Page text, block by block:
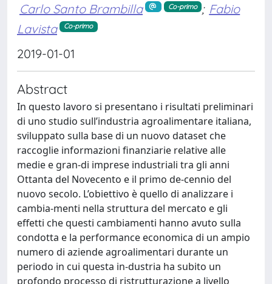
Carlo Santo Brambilla Co-primo ; Fabio
Lavista
Co-primo
2019-01-01
Abstract
In questo lavoro si presentano i risultati preliminari
di uno studio sull’industria agroalimentare italiana,
sviluppato sulla base di un nuovo dataset che
raccoglie informazioni finanziarie relative alle
medie e gran-di imprese industriali tra gli anni
Ottanta del Novecento e il primo de-cennio del
nuovo secolo. L’obiettivo è quello di analizzare i
cambia-menti nella struttura del mercato e gli
effetti che questi cambiamenti hanno avuto sulla
condotta e la performance economica di un ampio
numero di aziende agroalimentari durante un
periodo in cui questa in-dustria ha subito un
profondo processo di ristrutturazione a livello